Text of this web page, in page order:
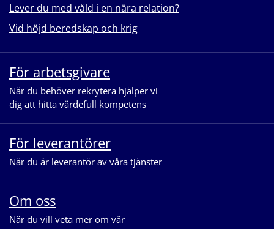
Lever du med våld i en nära relation?
Vid höjd beredskap och krig
För arbetsgivare
När du behöver rekrytera hjälper vi
dig att hitta värdefull kompetens
För leverantörer
När du är leverantör av våra tjänster
Om oss
När du vill veta mer om vår